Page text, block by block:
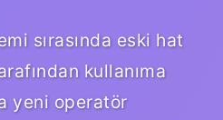
sırasında eski hat
kullanıma
yeni operatör